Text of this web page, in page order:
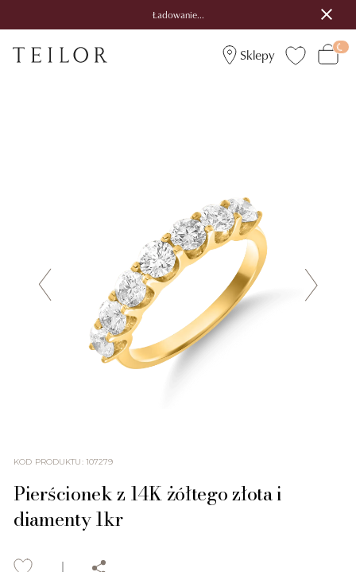
Ładowanie...
Sklepy
KOD PRODUKTU: 107279
Pierścionek z 14K żółtego złota i
diamenty 1kr